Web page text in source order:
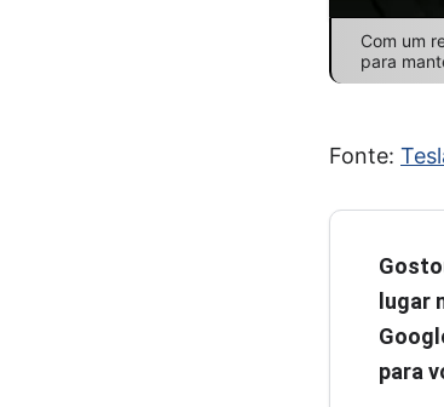
Com um
para
Fonte:
lugar
para